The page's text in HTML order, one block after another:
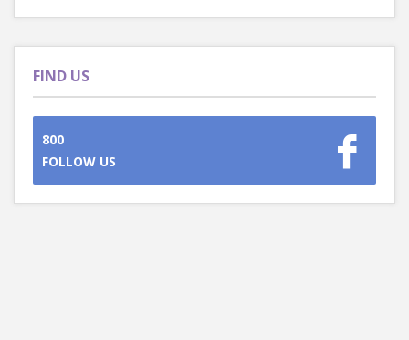
FIND US
800
FOLLOW US